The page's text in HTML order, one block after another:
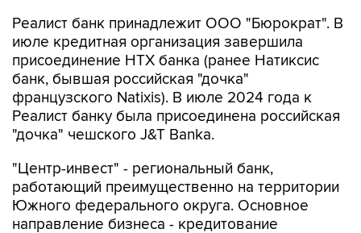
Реалист банк принадлежит ООО "Бюрократ". В
июле кредитная организация завершила
присоединение НТХ банка (ранее Натиксис
банк, бывшая российская "дочка"
французского Natixis). В июле 2024 года к
Реалист банку была присоединена российская
"дочка" чешского J&T Banka.
"Центр-инвест" - региональный банк,
работающий преимущественно на территории
Южного федерального округа. Основное
направление бизнеса - кредитование